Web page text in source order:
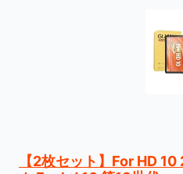
【2枚セット】For HD